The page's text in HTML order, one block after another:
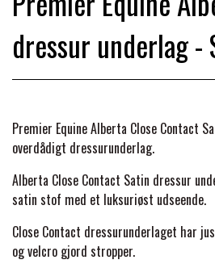
TERAPI
HUER &
GAVEARTIKLER
BØRN &
HESTEBOLCHER
TILSKUD &
STALD &
SKO &
TRAVDÆKKEN &
SKO &
VOGNE &
TRAV
PREMIER EQUINE
PREMIER EQUINE
PREMIER EQUINE
TERAPI
CARR & DAY &
DELTACAST
EMIN
dressur underlag -
Premier Equine Alberta Close Contact
overdådigt dressurunderlag.
Alberta Close Contact Satin dressur
satin stof med et luksuriøst udseende.
Close Contact dressurunderlaget har
og velcro gjord stropper.